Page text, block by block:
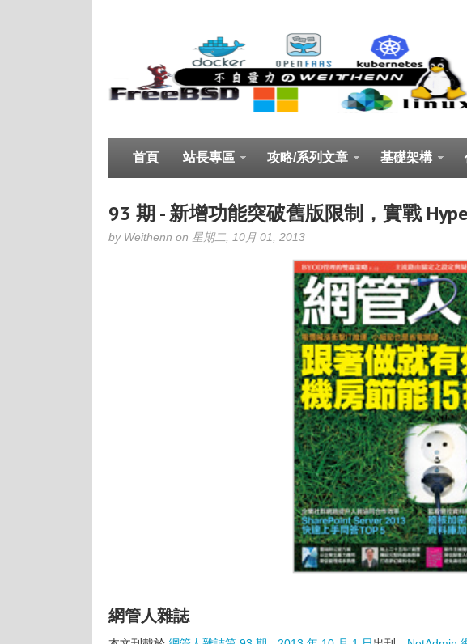
首頁 站長專區 攻略/系列文章 基礎架構
93 期 - 新增功能突破舊版限制，實戰
by Weithenn on 星期二, 10月 01, 2013
網管人雜誌